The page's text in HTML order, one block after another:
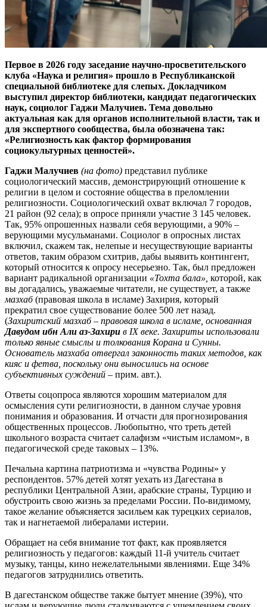
Первое в 2026 году заседание научно-просветительского
клуба «Наука и религия» прошло в Республиканской
специальной библиотеке для слепых. Докладчиком
выступил директор библиотеки, кандидат педагогических
наук, социолог Гаджи Малучиев. Тема довольно
актуальная как для органов исполнительной власти, так и
для экспертного сообщества, была обозначена так:
«Религиозность как фактор формирования
социокультурных ценностей».
Гаджи Малучиев (на фото) представил публике
социологический массив, демонстрирующий отношение к
религии в целом и состояние общества в преломлении
религиозности. Социологический охват включал 7 городов,
21 район (92 села); в опросе приняли участие 3 145 человек.
Так, 95% опрошенных назвали себя верующими, а 90% –
верующими мусульманами. Социолог в опросных листах
включил, скажем так, нелепые и несуществующие варианты
ответов, таким образом схитрив, дабы выявить контингент,
который относится к опросу несерьезно. Так, был предложен
вариант радикальной организации «Тохта бала», которой, как
вы догадались, уважаемые читатели, не существует, а также
мазхаб(правовая школа в исламе) Захирия, который
прекратил свое существование более 500 лет назад.
(Захиритский мазхаб – правовая школа в исламе, основанная
Давудом ибн Али аз-Захири в IX веке. Захириты использовали
только явные смыслы и толкования Корана и Сунны.
Основатель мазхаба отвергал законность таких методов, как
кияс и фетва, поскольку они выносились на основе
субъективных суждений – прим. авт.).
Ответы соцопроса являются хорошим материалом для
осмысления сути религиозности, в данном случае уровня
понимания и образования. И отчасти для прогнозирования
общественных процессов. Любопытно, что треть детей
школьного возраста считает салафизм «чистым исламом», в
педагогической среде таковых – 13%.
Печальна картина патриотизма и «чувства Родины» у
респондентов. 57% детей хотят уехать из Дагестана в
республики Центральной Азии, арабские страны, Турцию и
обустроить свою жизнь за пределами России. По-видимому,
такое желание объясняется засильем как турецких сериалов,
так и нагнетаемой либералами истерии.
Обращает на себя внимание тот факт, как проявляется
религиозность у педагогов: каждый 11-й учитель считает
музыку, танцы, кино нежелательными явлениями. Еще 34%
педагогов затруднились ответить.
В дагестанском обществе также бытует мнение (39%), что